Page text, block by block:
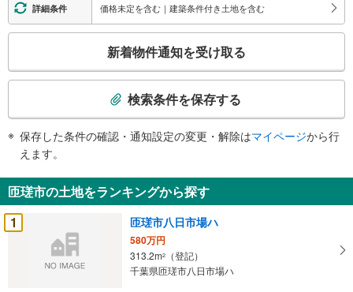
詳細条件 価格未定を含む｜建築条件付き土地を含む
検
知
を
受
け
新着物件通知を受け取る
検索条件を保存する
保存した条件の確認・通知設定の変更・解除はマイページから行
えます。
匝瑳市の土地をランキングから探す
1
匝瑳市八日市場ハ
580万円
313.2m2
（登記）
千葉県匝瑳市八日市場ハ